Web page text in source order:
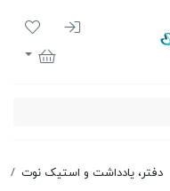
ورود به
لیست
سبد خرید
دفتر، یادداشت و استیک نوت